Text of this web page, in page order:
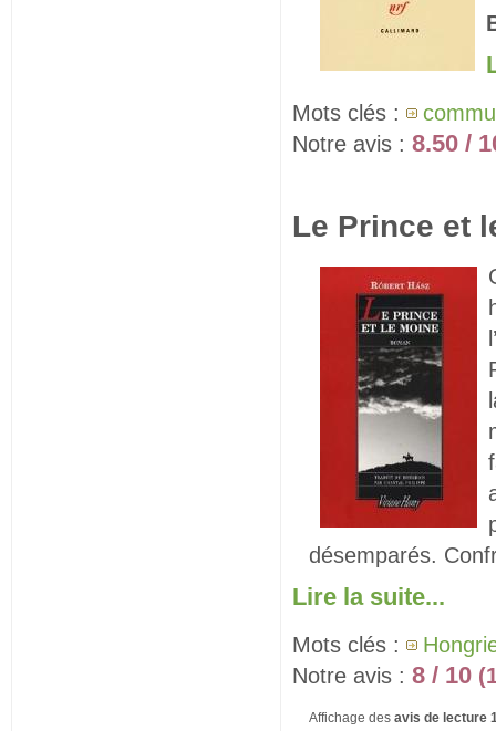
Mots clés :
Notre avis : 8.50 /
Le Prince et
désemparés.
Lire la suite...
Mots clés :
Notre avis : 8 / 10
Affichage des avis de lecture